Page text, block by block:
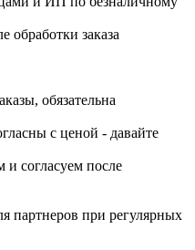
заказа
обязательна
с ценой - давайте
согласуем после
партнеров при регулярных